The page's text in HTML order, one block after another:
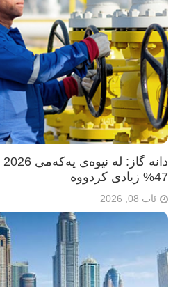
47% زیادی کردووە
ئاب 08, 2026